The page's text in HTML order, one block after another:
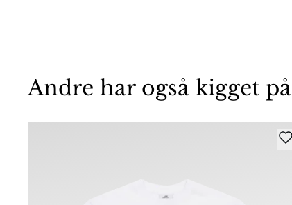
Andre har også kigget på